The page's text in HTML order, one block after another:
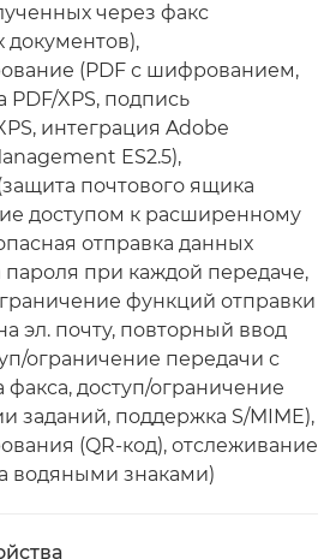
через факс
(PDF с шифрованием,
PDF/XPS, подпись
интеграция Adobe
ES2.5),
почтового ящика
доступом к расширенному
отправка данных
пароля при каждой передаче,
функций отправки
эл. почту, повторный ввод
ограничение передачи с
доступ/ограничение
заданий, поддержка S/MIME),
(QR-код), отслеживание
водяными знаками)